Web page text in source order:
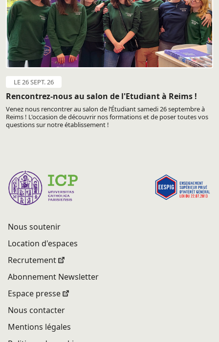
LE 26 SEPT. 26
Rencontrez-nous au salon de l'Etudiant à Reims !
Venez nous rencontrer au salon de l’Étudiant samedi 26 septembre à
Reims ! L'occasion de découvrir nos formations et de poser toutes vos
questions sur notre établissement !
Nous soutenir
Location d'espaces
Recrutement
Abonnement Newsletter
Espace presse
Nous contacter
Mentions légales